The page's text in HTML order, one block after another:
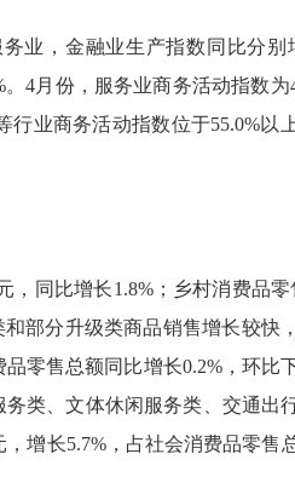
业，金融业生产指数同比分别
。4月份，服务业商务活动指数为
行业商务活动指数位于55.0%以
，同比增长1.8%；乡村消费品零
和部分升级类商品销售增长较快
品零售总额同比增长0.2%，环比
类、文体休闲服务类、交通出
，增长5.7%，占社会消费品零售